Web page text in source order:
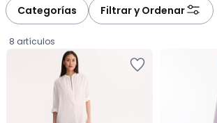
Categorías Filtrar y Ordenar
8 artículos